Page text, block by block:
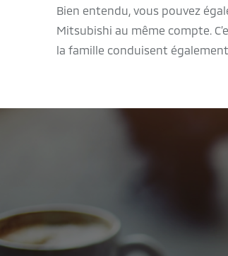
Bien entendu, vous pouvez
Mitsubishi au même compte.
la famille conduisent